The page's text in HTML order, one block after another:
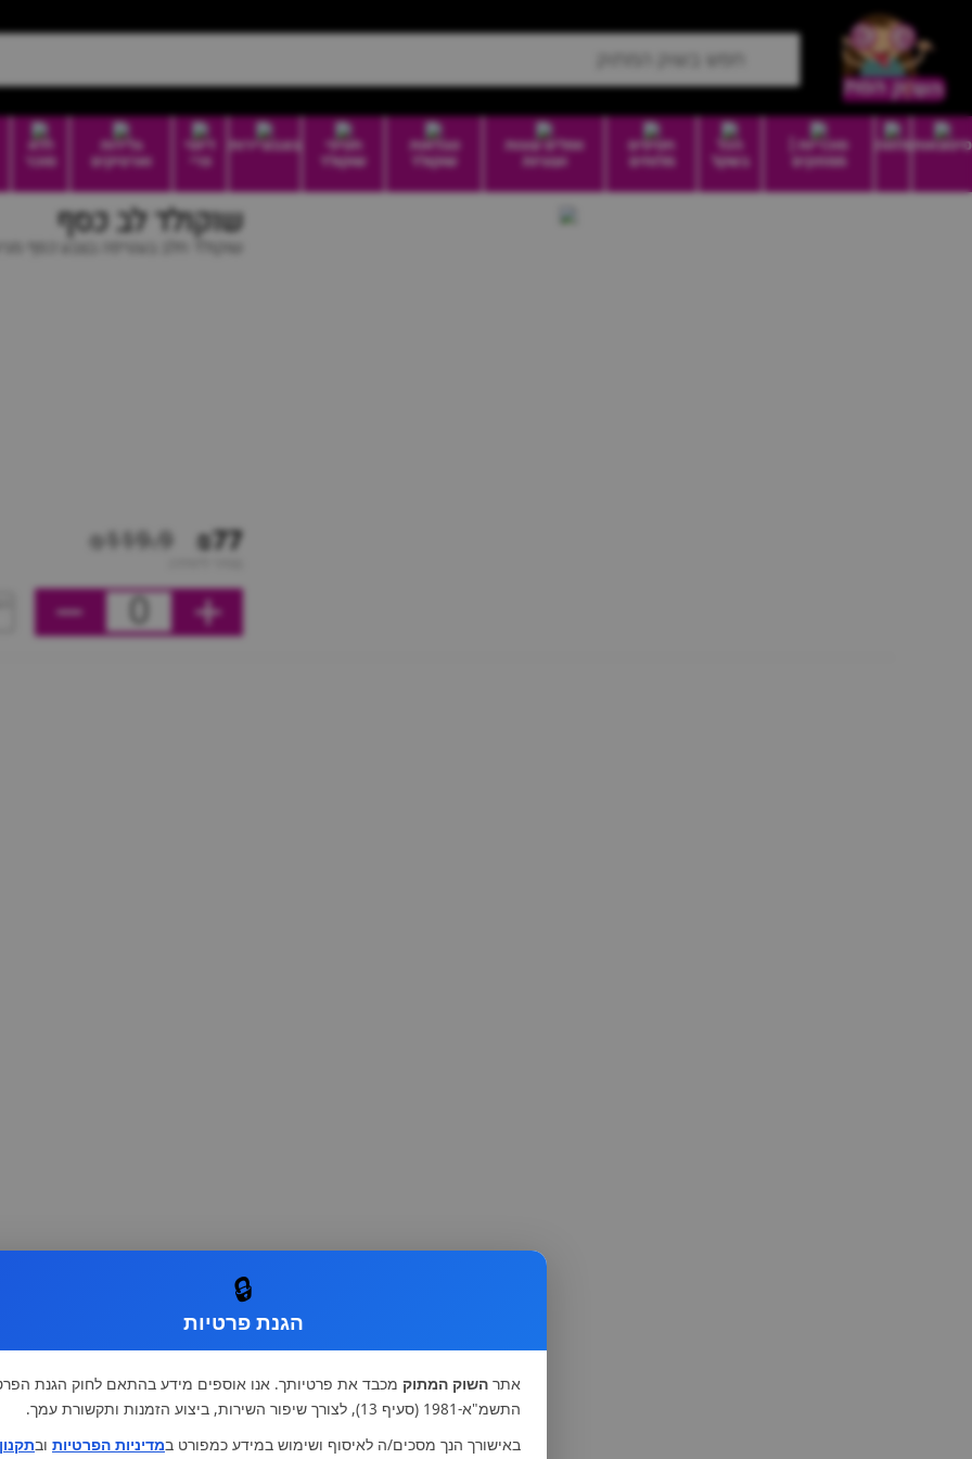
סיטונאותמזווה
סוכריות |
ממתקים
הכל
בשקל
חטיפים
מלוחים
וופלים עוגות
ועוגיות
טבלאות
שוקולד
חטיפי
שוקולד
בונבוניירות
דיוטי
פרי
גלידות
וארטיקים
ללא
סוכר
שוקולד לב כסף
שוקולד חלב בעטיפה בצבע כסף מגיע כ-150 יח'
₪77
₪119.9
0
🔒
הגנת פרטיות
אתר השוק המתוק מכבד את פרטיותך. אנו אוספים מידע בהתאם לחוק הגנת
התשמ"א-1981 (סעיף 13), לצורך שיפור השירות, ביצוע הזמנות ותקשורת עמך.
באישורך הנך מסכים/ה לאיסוף ושימוש במידע כמפורט במדיניות הפרטיות ובתקנון